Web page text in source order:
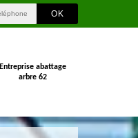
Entreprise abattage
arbre 62